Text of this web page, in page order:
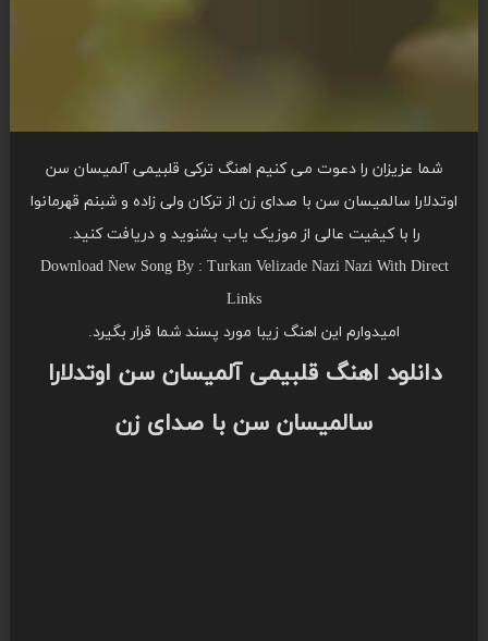
شما عزیزان را دعوت می کنیم اهنگ ترکی قلبیمی آلمیسان سن
اوتدلارا سالمیسان سن با صدای زن از ترکان ولی زاده و شبنم قهرمانوا
را با کیفیت عالی از موزیک یاب بشنوید و دریافت کنید.
Download New Song By : Turkan Velizade Nazi Nazi With Direct
Links
امیدوارم این اهنگ زیبا مورد پسند شما قرار بگیرد.
دانلود اهنگ قلبیمی آلمیسان سن اوتدلارا
سالمیسان سن با صدای زن